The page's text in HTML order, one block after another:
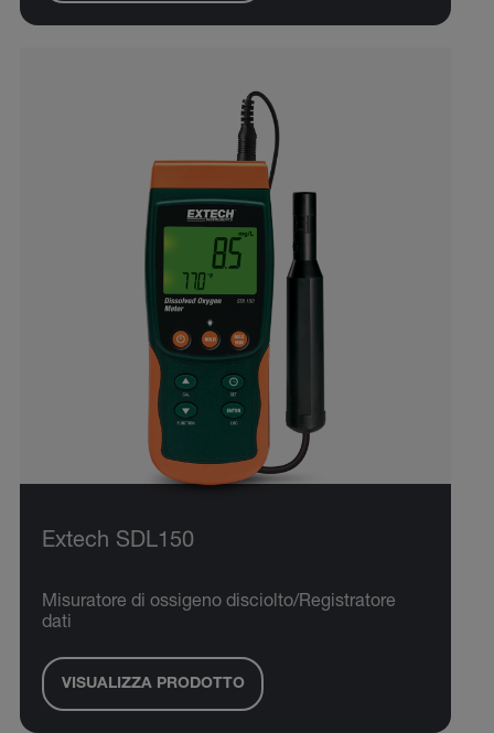
Extech SDL150
Misuratore di ossigeno disciolto/Registratore
dati
VISUALIZZA PRODOTTO